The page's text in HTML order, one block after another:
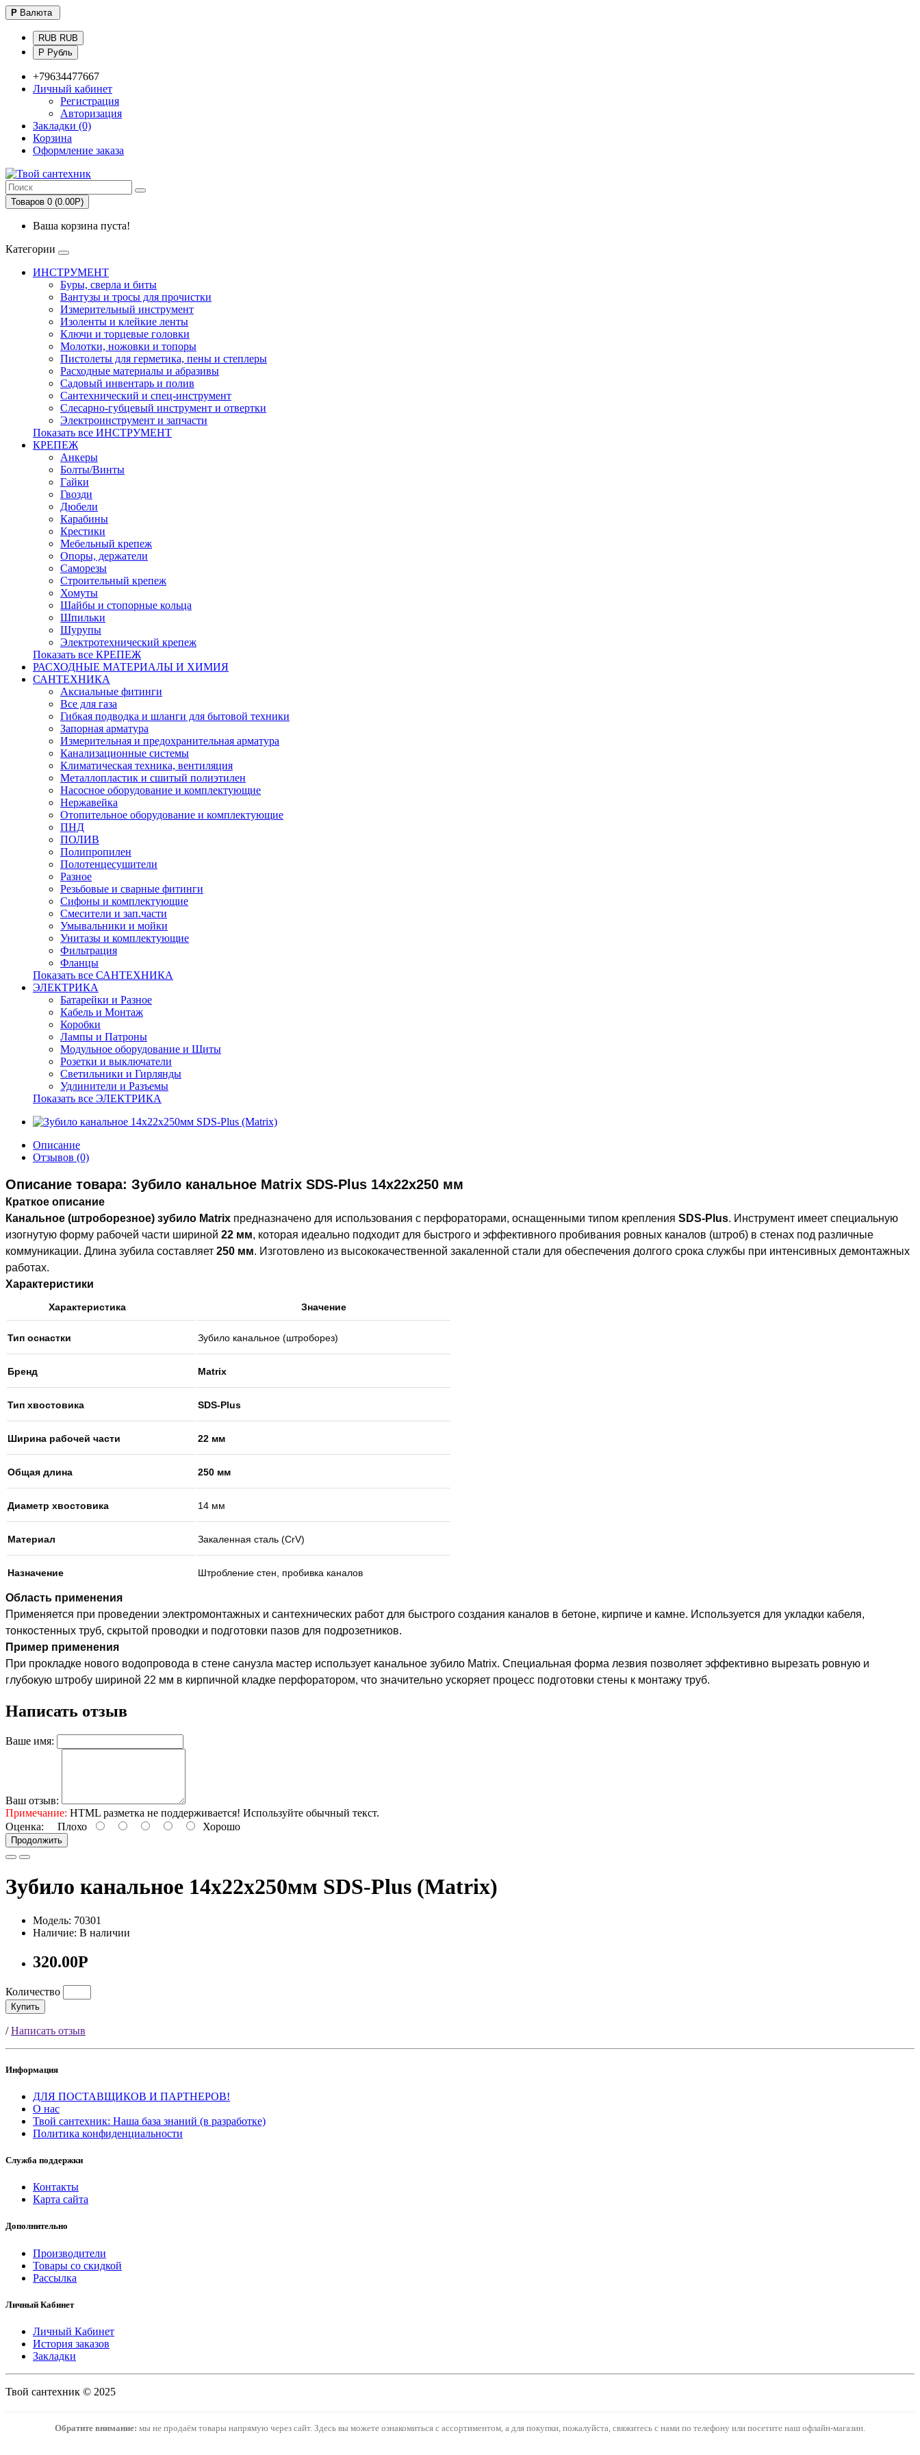
Р Валюта
RUB RUB
Р Рубль
+79634477667
Личный кабинет
Регистрация
Авторизация
Закладки (0)
Корзина
Оформление заказа
Товаров 0 (0.00Р)
Ваша корзина пуста!
Категории
ИНСТРУМЕНТ
Буры, сверла и биты
Вантузы и тросы для прочистки
Измерительный инструмент
Изоленты и клейкие ленты
Ключи и торцевые головки
Молотки, ножовки и топоры
Пистолеты для герметика, пены и степлеры
Расходные материалы и абразивы
Садовый инвентарь и полив
Сантехнический и спец-инструмент
Слесарно-губцевый инструмент и отвертки
Электроинструмент и запчасти
Показать все ИНСТРУМЕНТ
КРЕПЕЖ
Анкеры
Болты/Винты
Гайки
Гвозди
Дюбели
Карабины
Крестики
Мебельный крепеж
Опоры, держатели
Саморезы
Строительный крепеж
Хомуты
Шайбы и стопорные кольца
Шпильки
Шурупы
Электротехнический крепеж
Показать все КРЕПЕЖ
РАСХОДНЫЕ МАТЕРИАЛЫ И ХИМИЯ
САНТЕХНИКА
Аксиальные фитинги
Все для газа
Гибкая подводка и шланги для бытовой техники
Запорная арматура
Измерительная и предохранительная арматура
Канализационные системы
Климатическая техника, вентиляция
Металлопластик и сшитый полиэтилен
Насосное оборудование и комплектующие
Нержавейка
Отопительное оборудование и комплектующие
ПНД
ПОЛИВ
Полипропилен
Полотенцесушители
Разное
Резьбовые и сварные фитинги
Сифоны и комплектующие
Смесители и зап.части
Умывальники и мойки
Унитазы и комплектующие
Фильтрация
Фланцы
Показать все САНТЕХНИКА
ЭЛЕКТРИКА
Батарейки и Разное
Кабель и Монтаж
Коробки
Лампы и Патроны
Модульное оборудование и Щиты
Розетки и выключатели
Светильники и Гирлянды
Удлинители и Разъемы
Показать все ЭЛЕКТРИКА
Описание
Отзывов (0)
Описание товара: Зубило канальное Matrix SDS-Plus 14х22х250 мм
Краткое описание
Канальное (штроборезное) зубило Matrix предназначено для использования с перфораторами, оснащенными типом крепления SDS-Plus. Инструмент имеет специальную
изогнутую форму рабочей части шириной 22 мм, которая идеально подходит для быстрого и эффективного пробивания ровных каналов (штроб) в стенах под различные
коммуникации. Длина зубила составляет 250 мм. Изготовлено из высококачественной закаленной стали для обеспечения долгого срока службы при интенсивных демонтажных
работах.
Характеристики
Характеристика Значение
Тип оснастки Зубило канальное (штроборез)
Бренд Matrix
Тип хвостовика SDS-Plus
Ширина рабочей части 22 мм
Общая длина 250 мм
Диаметр хвостовика 14 мм
Материал Закаленная сталь (CrV)
Назначение Штробление стен, пробивка каналов
Область применения
Применяется при проведении электромонтажных и сантехнических работ для быстрого создания каналов в бетоне, кирпиче и камне. Используется для укладки кабеля,
тонкостенных труб, скрытой проводки и подготовки пазов для подрозетников.
Пример применения
При прокладке нового водопровода в стене санузла мастер использует канальное зубило Matrix. Специальная форма лезвия позволяет эффективно вырезать ровную и
глубокую штробу шириной 22 мм в кирпичной кладке перфоратором, что значительно ускоряет процесс подготовки стены к монтажу труб.
Написать отзыв
Ваше имя:
Ваш отзыв:
Примечание: HTML разметка не поддерживается! Используйте обычный текст.
Оценка: Плохо Хорошо
Продолжить
Зубило канальное 14х22х250мм SDS-Plus (Matrix)
Модель: 70301
Наличие: В наличии
320.00Р
Количество
Купить
/Написать отзыв
Информация
ДЛЯ ПОСТАВЩИКОВ И ПАРТНЕРОВ!
О нас
Твой сантехник: Наша база знаний (в разработке)
Политика конфиденциальности
Служба поддержки
Контакты
Карта сайта
Дополнительно
Производители
Товары со скидкой
Рассылка
Личный Кабинет
Личный Кабинет
История заказов
Закладки
Твой сантехник © 2025
Обратите внимание: мы не продаём товары напрямую через сайт. Здесь вы можете ознакомиться с ассортиментом, а для покупки, пожалуйста, свяжитесь с нами по телефону или посетите наш офлайн-магазин.